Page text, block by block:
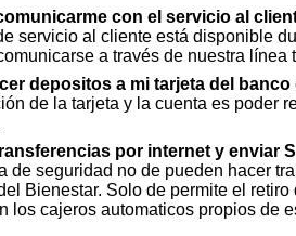
con el servicio al
servicio al cliente está disponible
a través de nuestra línea
depositos a mi tarjeta del
de la tarjeta y la cuenta es poder
por internet y enviar
de seguridad no de pueden hacer
Bienestar. Solo de permite el
los cajeros automaticos propios de